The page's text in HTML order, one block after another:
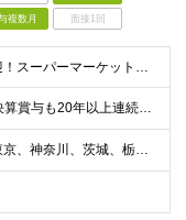
複数月 面接1回
【生鮮・調理経験者歓迎！スーパーマーケット経験者は特に歓迎します◎】 ◆高卒以上 ◆いずれかのご経験をお持ちの方 ・スーパーの生鮮売場（鮮魚・精肉・青果）での勤務経験がある方 ・鮮魚専門店や精肉専門店
【賞与平均4.4ケ月分│決算賞与も20年以上連続で支給中！】 ◆月給：258,400円～418,000円＋残業代＋各種手当 ※給与は前職での経験、スキルを考慮し、決定します ※残業代は全額支給します
【埼玉、千葉、群馬、東京、神奈川、茨城、栃木の各店舗で積極採用中！U・Iターン歓迎】 【群馬県】 安中/伊勢崎/太田/桐生/高崎/館林/富岡/ 中之条/藤岡/前橋 【茨城県】 古河/取手/竜ヶ崎